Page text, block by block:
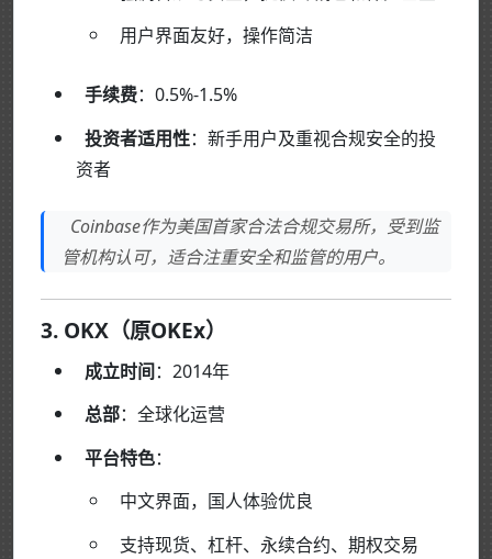
用户界面友好，操作简洁
手续费：0.5%-1.5%
投资者适用性：新手用户及重视合规安全的投
资者
Coinbase作为美国首家合法合规交易所，受到监
管机构认可，适合注重安全和监管的用户。
3. OKX（原OKEx）
成立时间：2014年
总部：全球化运营
平台特色：
中文界面，国人体验优良
支持现货、杠杆、永续合约、期权交易